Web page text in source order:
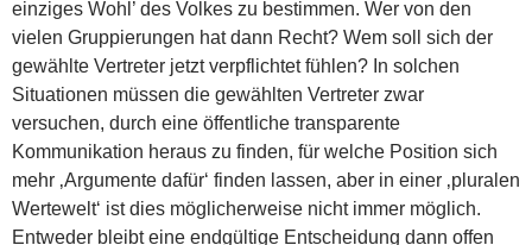
einziges Wohl’ des Volkes zu bestimmen. Wer von den
vielen Gruppierungen hat dann Recht? Wem soll sich der
gewählte Vertreter jetzt verpflichtet fühlen? In solchen
Situationen müssen die gewählten Vertreter zwar
versuchen, durch eine öffentliche transparente
Kommunikation heraus zu finden, für welche Position sich
mehr ‚Argumente dafür‘ finden lassen, aber in einer ‚pluralen
Wertewelt‘ ist dies möglicherweise nicht immer möglich.
Entweder bleibt eine endgültige Entscheidung dann offen